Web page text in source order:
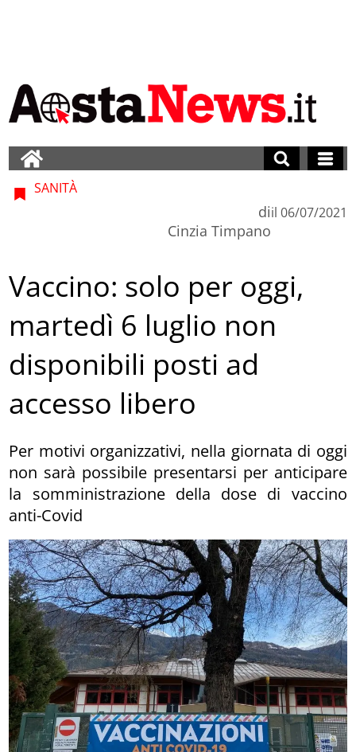
SANITÀ
di
Cinzia Timpano
il 06/07/2021
Vaccino: solo per oggi,
martedì 6 luglio non
disponibili posti ad
accesso libero
Per motivi organizzativi, nella giornata di oggi
non sarà possibile presentarsi per anticipare
la somministrazione della dose di vaccino
anti-Covid